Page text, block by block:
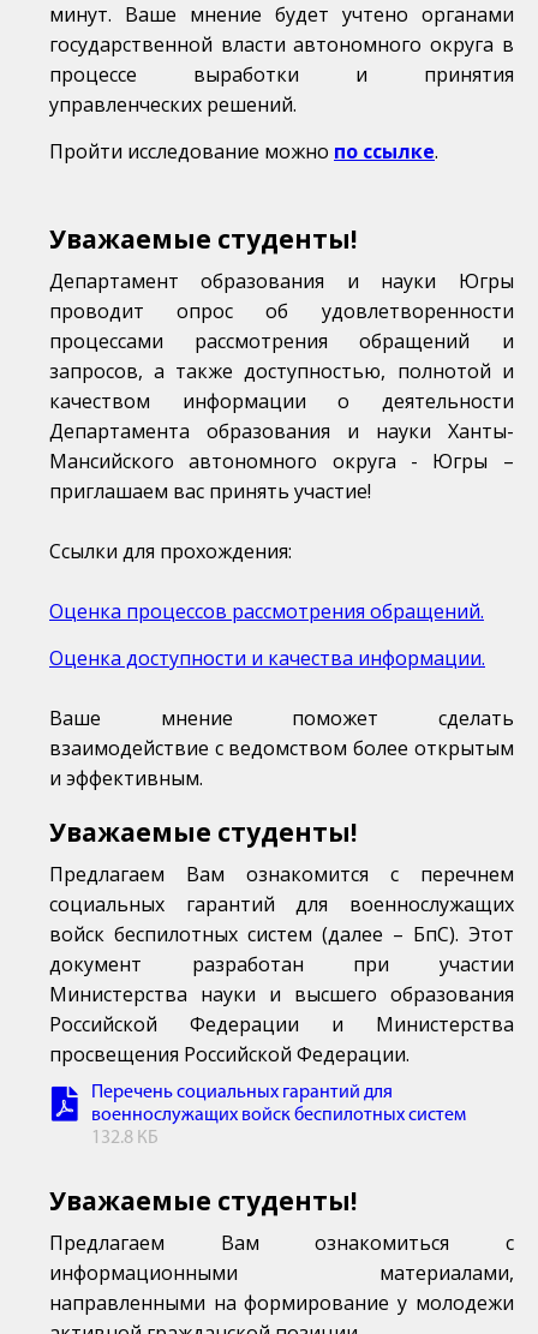
минут. Ваше мнение будет учтено органами
государственной власти автономного округа в
процессе выработки и принятия
управленческих решений.
Пройти исследование можно по ссылке.
Уважаемые студенты!
Департамент образования и науки Югры
проводит опрос об удовлетворенности
процессами рассмотрения обращений и
запросов, а также доступностью, полнотой и
качеством информации о деятельности
Департамента образования и науки Ханты-
Мансийского автономного округа - Югры –
приглашаем вас принять участие!
Ссылки для прохождения:
Оценка процессов рассмотрения обращений.
Оценка доступности и качества информации.
Ваше мнение поможет сделать
взаимодействие с ведомством более открытым
и эффективным.
Уважаемые студенты!
Предлагаем Вам ознакомится с перечнем
социальных гарантий для военнослужащих
войск беспилотных систем (далее – БпС). Этот
документ разработан при участии
Министерства науки и высшего образования
Российской Федерации и Министерства
просвещения Российской Федерации.
Перечень социальных гарантий для
военнослужащих войск беспилотных систем
132.8 КБ
Уважаемые студенты!
Предлагаем Вам ознакомиться с
информационными материалами,
направленными на формирование у молодежи